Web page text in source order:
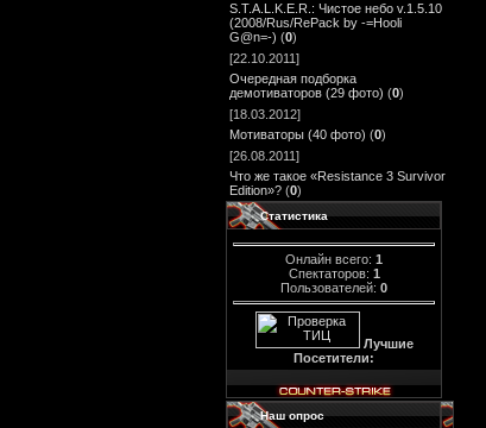
S.T.A.L.K.E.R.: Чистое небо v.1.5.10
(2008/Rus/RePack by -=Hooli
G@n=-) (0)
[22.10.2011]
Очередная подборка
демотиваторов (29 фото) (0)
[18.03.2012]
Мотиваторы (40 фото) (0)
[26.08.2011]
Что же такое «Resistance 3 Survivor
Edition»? (0)
Статистика
Онлайн всего: 1
Спектаторов: 1
Пользователей: 0
Лучшие
Посетители:
Наш опрос